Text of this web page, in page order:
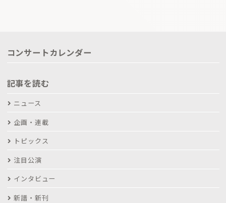
コンサートカレンダー
記事を読む
ニュース
企画・連載
トピックス
注目公演
インタビュー
新譜・新刊